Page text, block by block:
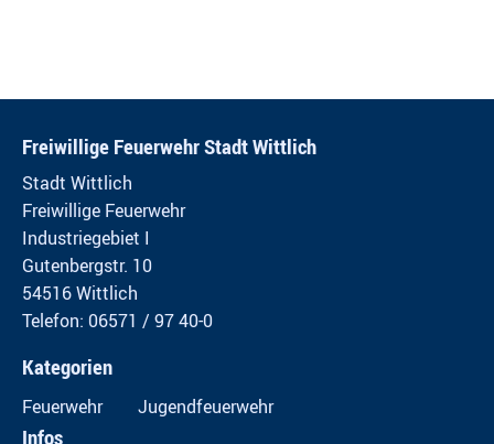
Freiwillige Feuerwehr Stadt Wittlich
Stadt Wittlich
Freiwillige Feuerwehr
Industriegebiet I
Gutenbergstr. 10
54516 Wittlich
Telefon: 06571 / 97 40-0
Kategorien
Feuerwehr Jugendfeuerwehr
Infos